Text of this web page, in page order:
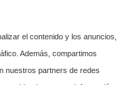
4 izq
el contenido y los anuncios,
Además, compartimos
nuestros partners de redes